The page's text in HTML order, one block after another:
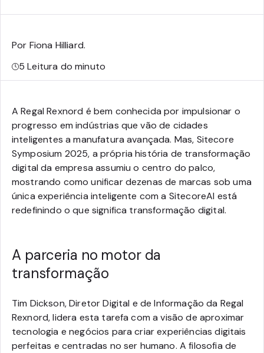
Por Fiona Hilliard.
5Leitura do minuto
A Regal Rexnord é bem conhecida por impulsionar o
progresso em indústrias que vão de cidades
inteligentes a manufatura avançada. Mas, Sitecore
Symposium 2025, a própria história de transformação
digital da empresa assumiu o centro do palco,
mostrando como unificar dezenas de marcas sob uma
única experiência inteligente com a SitecoreAI está
redefinindo o que significa transformação digital.
A parceria no motor da
transformação
Tim Dickson, Diretor Digital e de Informação da Regal
Rexnord, lidera esta tarefa com a visão de aproximar
tecnologia e negócios para criar experiências digitais
perfeitas e centradas no ser humano. A filosofia de